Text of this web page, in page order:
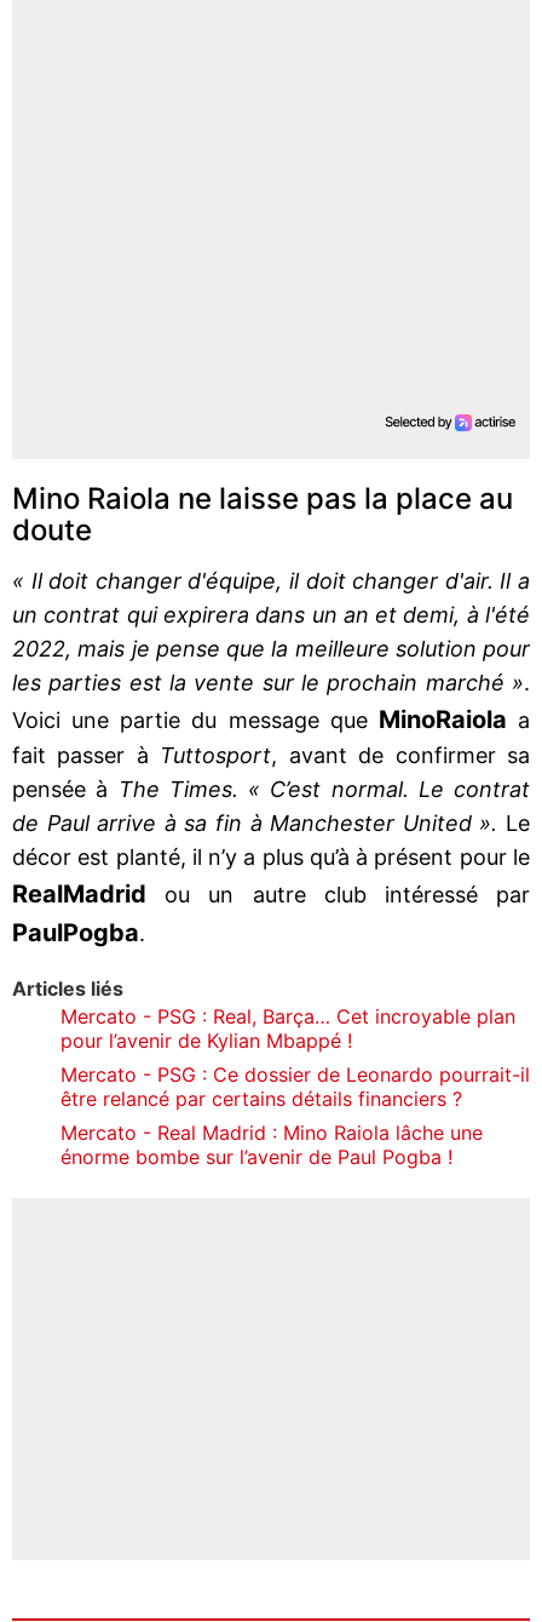
Mino Raiola ne laisse pas la place au
doute
« Il doit changer d'équipe, il doit changer d'air. Il a
un contrat qui expirera dans un an et demi, à l'été
2022, mais je pense que la meilleure solution pour
les parties est la vente sur le prochain marché ».
Voici une partie du message que MinoRaiola a
fait passer à Tuttosport, avant de confirmer sa
pensée à The Times. « C’est normal. Le contrat
de Paul arrive à sa fin à Manchester United ». Le
décor est planté, il n’y a plus qu’à à présent pour le
RealMadrid ou un autre club intéressé par
PaulPogba.
Articles liés
Mercato - PSG : Real, Barça… Cet incroyable plan
pour l’avenir de Kylian Mbappé !
Mercato - PSG : Ce dossier de Leonardo pourrait-il
être relancé par certains détails financiers ?
Mercato - Real Madrid : Mino Raiola lâche une
énorme bombe sur l’avenir de Paul Pogba !